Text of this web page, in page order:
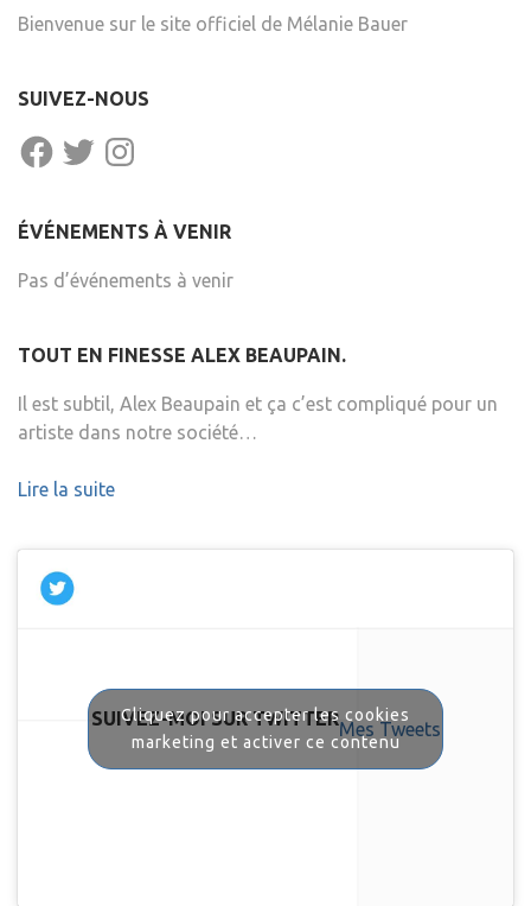
Bienvenue sur le site officiel de Mélanie Bauer
SUIVEZ-NOUS
FACEBOOKTWITTERINSTAGRAM
ÉVÉNEMENTS À VENIR
Pas d’événements à venir
TOUT EN FINESSE ALEX BEAUPAIN.
Il est subtil, Alex Beaupain et ça c’est compliqué pour un
artiste dans notre société…
Lire la suite
SUIVEZ-MOI SUR TWITTERMes Tweets
Cliquez pour accepter les cookies
marketing et activer ce contenu